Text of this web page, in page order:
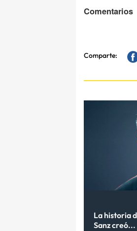
Comentarios
Comparte:
La historia
Sanz creó...